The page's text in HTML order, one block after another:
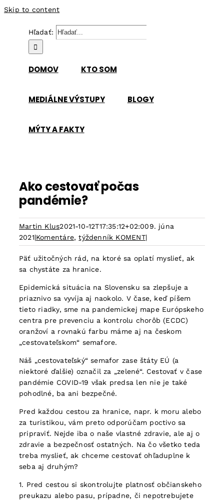
Skip to content
Hľadať:
DOMOV KTO SOM
MEDIÁLNE VÝSTUPY BLOGY
MÝTY A FAKTY
Ako cestovať počas
pandémie?
Martin Klus2021-10-12T17:35:12+02:009. júna
2021|Komentáre,týždenník KOMENT|
Päť užitočných rád, na ktoré sa oplatí myslieť, ak
sa chystáte za hranice.
Epidemická situácia na Slovensku sa zlepšuje a
priaznivo sa vyvíja aj naokolo. V čase, keď píšem
tieto riadky, sme na pandemickej mape Európskeho
centra pre prevenciu a kontrolu chorôb (ECDC)
oranžoví a rovnakú farbu máme aj na českom
„cestovateľskom“ semafore.
Náš „cestovateľský“ semafor zase štáty EÚ (a
niektoré ďalšie) označil za „zelené“. Cestovať v čase
pandémie COVID-19 však predsa len nie je také
pohodlné, ba ani bezpečné.
Pred každou cestou za hranice, napr. k moru alebo
za turistikou, vám preto odporúčam poctivo sa
pripraviť. Nejde iba o naše vlastné zdravie, ale aj o
zdravie a bezpečnosť ostatných. Na čo všetko teda
treba myslieť, ak chceme cestovať ohľaduplne k
seba aj druhým?
1. Pred cestou si skontrolujte platnosť občianskeho
preukazu alebo pasu, prípadne, či nepotrebujete